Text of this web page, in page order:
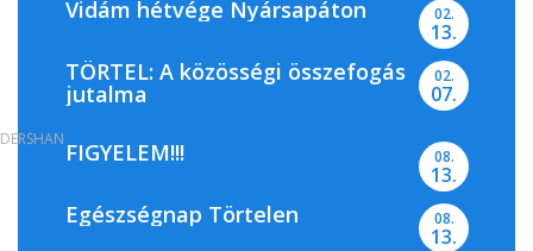
Vidám hétvége Nyársapáton 02.
13.
TÖRTEL: A közösségi összefogás
jutalma
02.
07.
FIGYELEM!!! 08.
13.
Egészségnap Törtelen 08.
13.
DERSHAN